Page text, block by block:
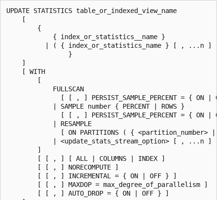
UPDATE STATISTICS table_or_indexed_view_name
    [
        {
            { index_or_statistics__name }
| ( { index_or_statistics_name } [ , ...n ]
                }
    ]
    [ WITH
        [
            FULLSCAN
[ [ , ] PERSIST_SAMPLE_PERCENT = { ON |
            | SAMPLE number { PERCENT | ROWS }
[ [ , ] PERSIST_SAMPLE_PERCENT = { ON |
            | RESAMPLE
[ ON PARTITIONS ( { <partition_number>
            | <update_stats_stream_option> [ , ...n ]
        ]
        [ [ , ] [ ALL | COLUMNS | INDEX ]
        [ [ , ] NORECOMPUTE ]
        [ [ , ] INCREMENTAL = { ON | OFF } ]
        [ [ , ] MAXDOP = max_degree_of_parallelism ]
        [ [ , ] AUTO_DROP = { ON | OFF } ]